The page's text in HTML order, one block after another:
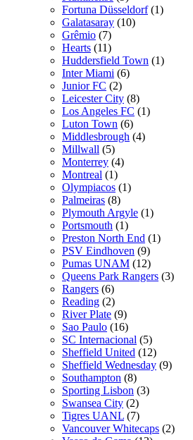
Fortuna Düsseldorf (1)
Galatasaray (10)
Grêmio (7)
Hearts (11)
Huddersfield Town (1)
Inter Miami (6)
Junior FC (2)
Leicester City (8)
Los Angeles FC (1)
Luton Town (6)
Middlesbrough (4)
Millwall (5)
Monterrey (4)
Montreal (1)
Olympiacos (1)
Palmeiras (8)
Plymouth Argyle (1)
Portsmouth (1)
Preston North End (1)
PSV Eindhoven (9)
Pumas UNAM (12)
Queens Park Rangers (3)
Rangers (6)
Reading (2)
River Plate (9)
Sao Paulo (16)
SC Internacional (5)
Sheffield United (12)
Sheffield Wednesday (9)
Southampton (8)
Sporting Lisbon (3)
Swansea City (2)
Tigres UANL (7)
Vancouver Whitecaps (2)